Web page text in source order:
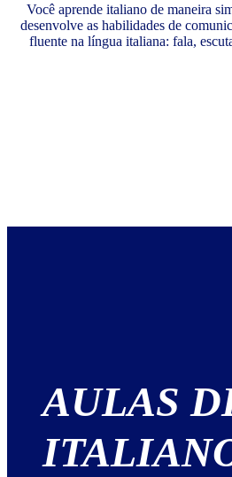
Você aprende italiano de maneira
desenvolve as habilidades de
fluente na língua italiana: fala,
AULAS